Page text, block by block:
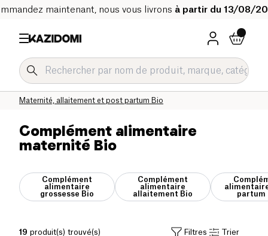
maintenant, nous vous livrons à partir du 13/08/
Maternité, allaitement et post partum Bio
Bébé & Enfant Bio
Notre catalogue bio
Accueil
Complément alimentaire
maternité Bio
Complément
alimentaire
grossesse Bio
Complément
alimentaire
allaitement Bio
partum
19 produit(s) trouvé(s) Filtres Trier